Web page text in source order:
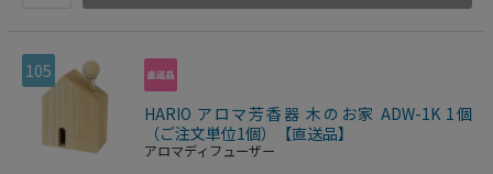
105
HARIO アロマ芳香器 木のお家 ADW-1K 1個
（ご注文単位1個）【直送品】
アロマディフューザー